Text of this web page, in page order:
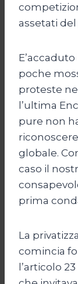
assetati
poche
proteste
l’ultima
pure non
globale.
caso il
prima
La
comincia
l’articolo